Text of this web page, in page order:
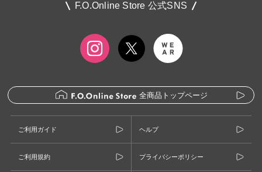
F.O.Online Store 公式SNS
全商品トップページ
ご利用ガイド ヘルプ
ご利用規約 プライバシーポリシー